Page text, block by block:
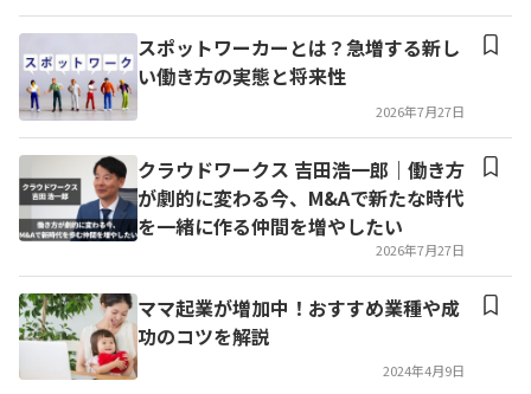
スポットワーカーとは？急増する新し
い働き方の実態と将来性
2026年7月27日
クラウドワークス 吉田浩一郎｜働き方
が劇的に変わる今、M&Aで新たな時代
を一緒に作る仲間を増やしたい
2026年7月27日
ママ起業が増加中！おすすめ業種や成
功のコツを解説
2024年4月9日